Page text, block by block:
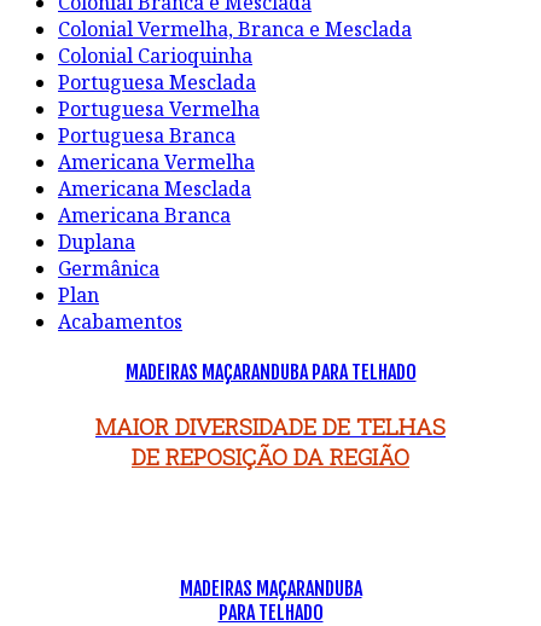
Colonial Vermelha, Branca e Mesclada
Colonial Carioquinha
Portuguesa Mesclada
Portuguesa Vermelha
Portuguesa Branca
Americana Vermelha
Americana Mesclada
Americana Branca
Duplana
Germânica
Plan
Acabamentos
MADEIRAS MAÇARANDUBA PARA TELHADO
MAIOR DIVERSIDADE DE TELHAS
DE REPOSIÇÃO DA REGIÃO
MADEIRAS MAÇARANDUBA
PARA TELHADO